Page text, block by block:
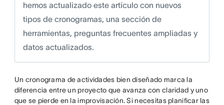
hemos actualizado este artículo con nuevos
tipos de cronogramas, una sección de
herramientas, preguntas frecuentes ampliadas y
datos actualizados.
Un cronograma de actividades bien diseñado marca la
diferencia entre un proyecto que avanza con claridad y uno
que se pierde en la improvisación. Si necesitas planificar las